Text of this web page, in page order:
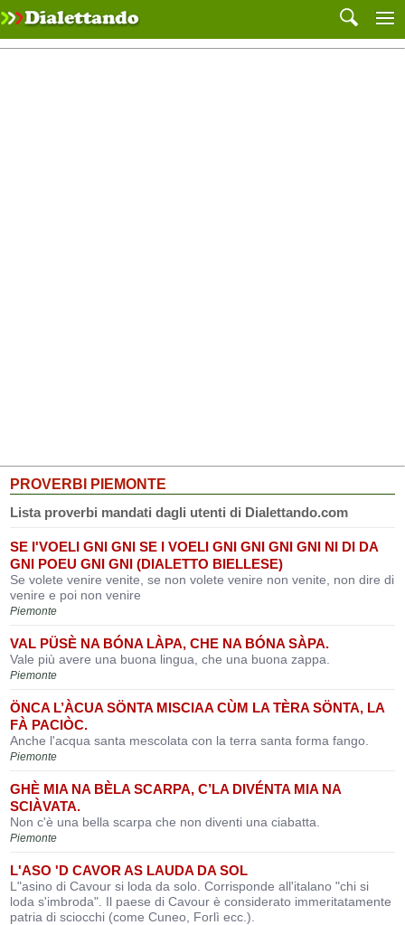
PROVERBI PIEMONTE
Lista proverbi mandati dagli utenti di Dialettando.com
SE I'VOELI GNI GNI SE I VOELI GNI GNI GNI GNI NI DI DA
GNI POEU GNI GNI (DIALETTO BIELLESE)
Se volete venire venite, se non volete venire non venite, non dire di
venire e poi non venire
Piemonte
VAL PÜSÈ NA BÓNA LÀPA, CHE NA BÓNA SÀPA.
Vale più avere una buona lingua, che una buona zappa.
Piemonte
ÖNCA L’ÀCUA SÖNTA MISCIAA CÙM LA TÈRA SÖNTA, LA
FÀ PACIÒC.
Anche l'acqua santa mescolata con la terra santa forma fango.
Piemonte
GHÈ MIA NA BÈLA SCARPA, C’LA DIVÉNTA MIA NA
SCIÀVATA.
Non c'è una bella scarpa che non diventi una ciabatta.
Piemonte
L'ASO 'D CAVOR AS LAUDA DA SOL
L"asino di Cavour si loda da solo. Corrisponde all'italano "chi si
loda s'imbroda". Il paese di Cavour è considerato immeritatamente
patria di sciocchi (come Cuneo, Forlì ecc.).